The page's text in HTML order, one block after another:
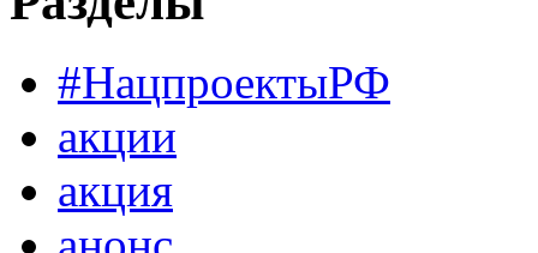
#НацпроектыРФ
акции
акция